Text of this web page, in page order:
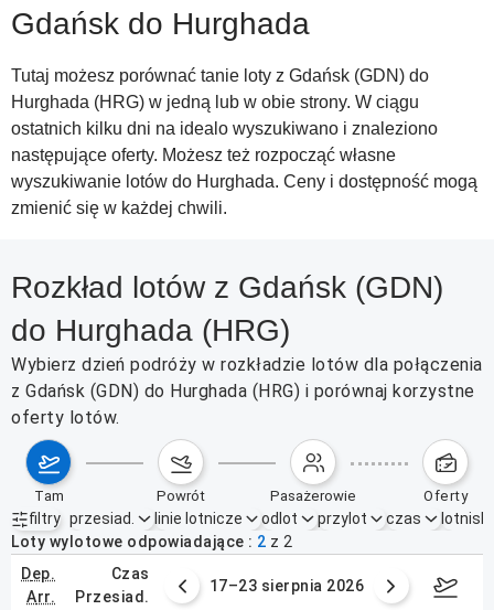
Gdańsk do Hurghada
Tutaj możesz porównać tanie loty z Gdańsk (GDN) do
Hurghada (HRG) w jedną lub w obie strony. W ciągu
ostatnich kilku dni na idealo wyszukiwano i znaleziono
następujące oferty. Możesz też rozpocząć własne
wyszukiwanie lotów do Hurghada. Ceny i dostępność mogą
zmienić się w każdej chwili.
Rozkład lotów z Gdańsk (GDN)
do Hurghada (HRG)
Wybierz dzień podróży w rozkładzie lotów dla połączenia
z Gdańsk (GDN) do Hurghada (HRG) i porównaj korzystne
oferty lotów.
tam powrót pasażerowie oferty
filtry
Aktywne filtry brak
przesiad. linie lotnicze odlot przylot czas
Loty wylotowe odpowiadające
2 z 2
dep.
arr.
czas
przesiad.
sierpnia 2026 17–23 sierpnia 2026